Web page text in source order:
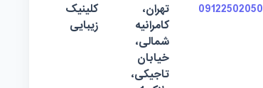
09122502050
تهران،
کامرانیه
شمالی،
خیابان
تاجیکی،
کلینیک
زیبایی